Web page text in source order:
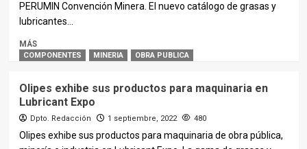
PERUMIN Convención Minera. El nuevo catálogo de grasas y
lubricantes...
MÁS
COMPONENTES MINERIA OBRA PUBLICA
Olipes exhibe sus productos para maquinaria en
Lubricant Expo
Dpto. Redacción 1 septiembre, 2022 480
Olipes exhibe sus productos para maquinaria de obra pública,